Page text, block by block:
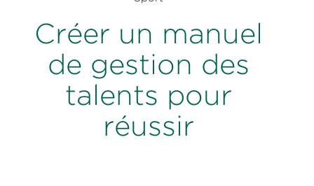
Créer un manuel
de gestion des
talents pour
réussir